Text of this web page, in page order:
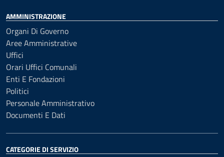
AMMINISTRAZIONE
Organi Di Governo
Aree Amministrative
Uffici
Orari Uffici Comunali
Enti E Fondazioni
Politici
Personale Amministrativo
Documenti E Dati
CATEGORIE DI SERVIZIO